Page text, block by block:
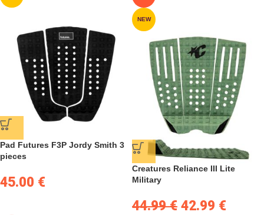
Pad Futures F3P Jordy Smith 3
pieces
45.00 €
NEW
Creatures Reliance III Lite
Military
44.99€ 42.99 €